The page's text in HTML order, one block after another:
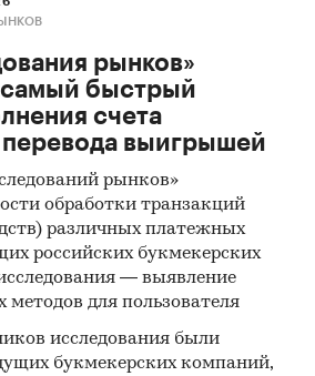
по уровню значимости.
базы Федеральной
для анализа объема
продукции на целевых
и стоимостном
регуляторами
Минэнерго,
Федеральной налоговой
государственной
и законодательства
к потреблению,
экспорту и импорту
рынков»
быстрый
счета
выигрышей
рынков»
обработки транзакций
различных платежных
российских букмекерских
— выявление
методов для пользователя
исследования были
букмекерских компаний,